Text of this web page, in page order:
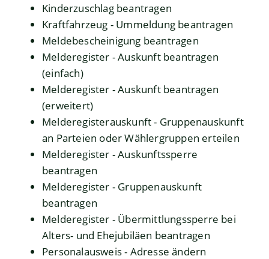
Kinderzuschlag beantragen
Kraftfahrzeug - Ummeldung beantragen
Meldebescheinigung beantragen
Melderegister - Auskunft beantragen
(einfach)
Melderegister - Auskunft beantragen
(erweitert)
Melderegisterauskunft - Gruppenauskunft
an Parteien oder Wählergruppen erteilen
Melderegister - Auskunftssperre
beantragen
Melderegister - Gruppenauskunft
beantragen
Melderegister - Übermittlungssperre bei
Alters- und Ehejubiläen beantragen
Personalausweis - Adresse ändern